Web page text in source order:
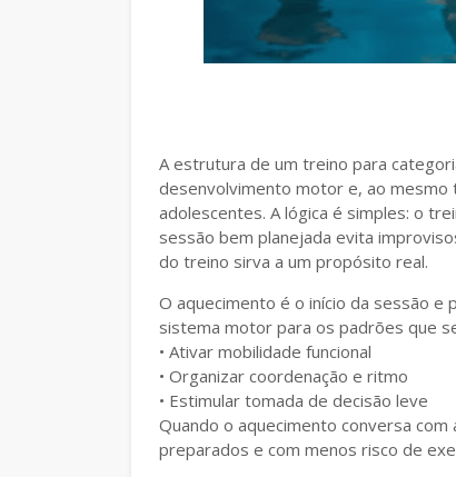
A estrutura de um treino para
desenvolvimento motor e, ao
adolescentes. A lógica é simples: o
sessão bem planejada evita
do treino sirva a um propósito real.
O aquecimento é o início da sessão e
sistema motor para os padrões que
• Ativar mobilidade funcional
• Organizar coordenação e ritmo
• Estimular tomada de decisão leve
Quando o aquecimento conversa
preparados e com menos risco de